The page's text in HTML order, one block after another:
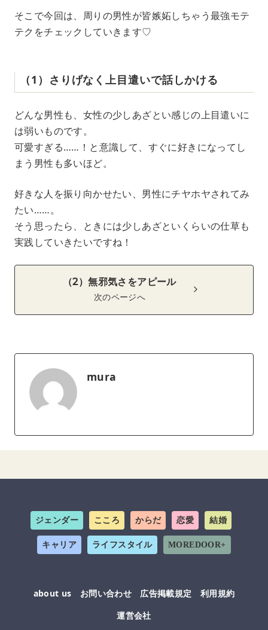
そこで今回は、周りの男性が皆嫉妬しちゃう最強モテ
テクをチェックしていきます♡
（1）さりげなく上目遣いで話しかける
どんな男性も、女性の少しあざとい感じの上目遣いに
は弱いものです。
可愛すぎる……！と意識して、すぐに好きになってし
まう男性も多いほど。
好きな人を振り向かせたい、男性にチヤホヤされてみ
たい……。
そう思ったら、ときには少しあざといくらいの仕草も
実践していきたいですね！
（2）無邪気さをアピール
次のページへ
mura
ジェンダー こころ からだ 恋愛 結婚
キャリア ライフスタイル MOREDOOR+
about us お問い合わせ 広告掲載規定
利用規約
運営会社